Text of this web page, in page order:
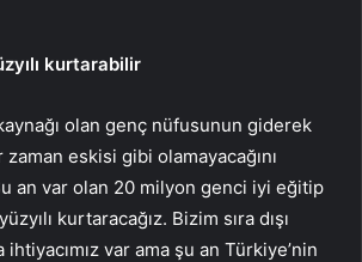
kurtarabilir
olan genç nüfusunun giderek
zaman eskisi gibi olamayacağını
an var olan 20 milyon genci iyi eğitip
kurtaracağız. Bizim sıra dışı
var ama şu an Türkiye’nin